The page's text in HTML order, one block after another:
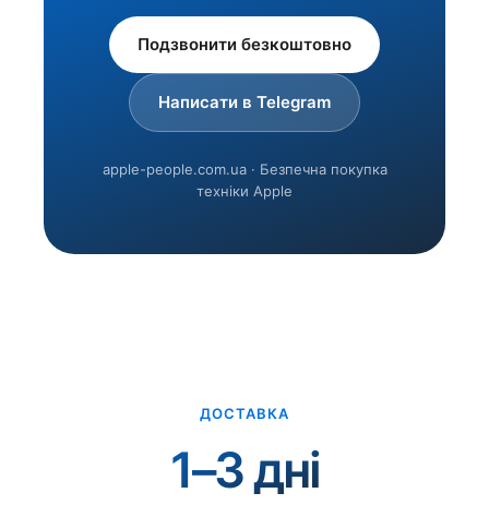
Подзвонити безкоштовно
Написати в Telegram
apple-people.com.ua · Безпечна покупка
техніки Apple
ДОСТАВКА
1–3 дні